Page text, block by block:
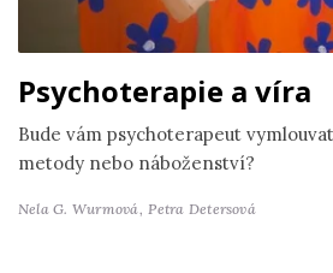
Psychoterapie a víra
Bude vám psychoterapeut
metody nebo náboženství?
Nela G. Wurmová, Petra Detersová